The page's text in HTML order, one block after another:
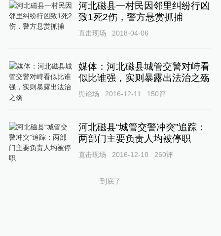
河北磁县一村民因邻里纠纷行凶
致1死2伤，警方悬赏抓捕
直击现场 2018-04-06
媒体：河北磁县城管交警对峙看
似比谁强，实则暴露出法治之殇
舆论场 2016-12-11 150评
河北磁县“城管交警冲突”追踪：
两部门主要负责人均被停职
直击现场 2016-12-10 260评
到底了